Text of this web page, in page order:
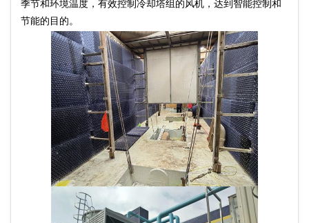
季节和环境温度，有效控制冷却塔组的风机，达到智能控制和
节能的目的。